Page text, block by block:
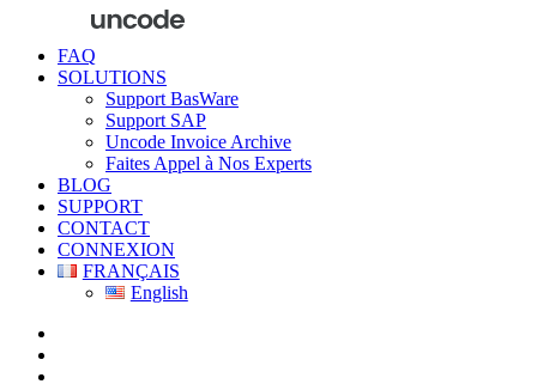
FAQ
SOLUTIONS
Support BasWare
Support SAP
Uncode Invoice Archive
Faites Appel à Nos Experts
BLOG
SUPPORT
CONTACT
CONNEXION
FRANÇAIS
English